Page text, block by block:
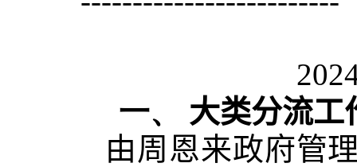
一、 大类分流工
由周恩来政府管